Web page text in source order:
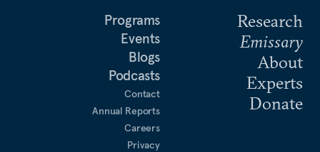
Research
Emissary
About
Experts
Donate
Programs
Events
Blogs
Podcasts
Contact
Annual Reports
Careers
Privacy